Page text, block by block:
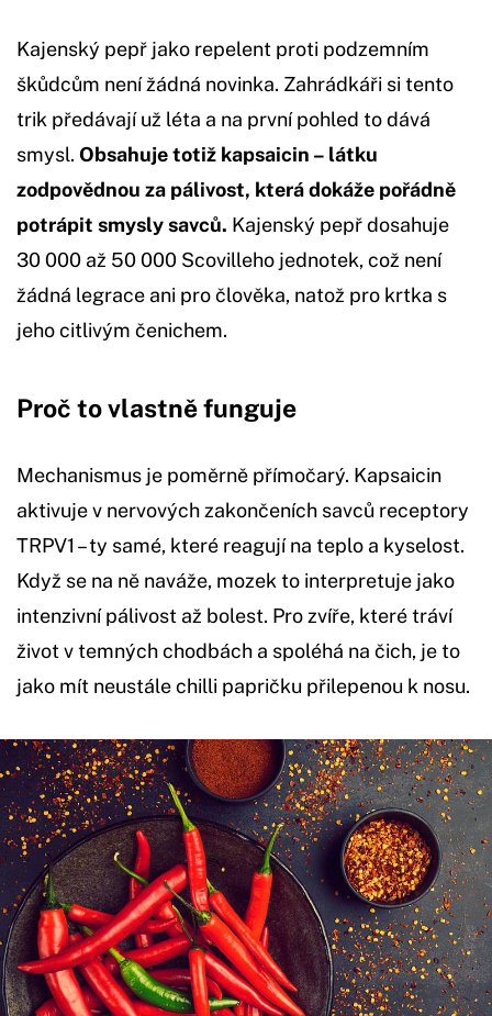
Kajenský pepř jako repelent proti podzemním
škůdcům není žádná novinka. Zahrádkáři si tento
trik předávají už léta a na první pohled to dává
smysl. Obsahuje totiž kapsaicin – látku
zodpovědnou za pálivost, která dokáže pořádně
potrápit smysly savců. Kajenský pepř dosahuje
30 000 až 50 000 Scovilleho jednotek, což není
žádná legrace ani pro člověka, natož pro krtka s
jeho citlivým čenichem.
Proč to vlastně funguje
Mechanismus je poměrně přímočarý. Kapsaicin
aktivuje v nervových zakončeních savců receptory
TRPV1 – ty samé, které reagují na teplo a kyselost.
Když se na ně naváže, mozek to interpretuje jako
intenzivní pálivost až bolest. Pro zvíře, které tráví
život v temných chodbách a spoléhá na čich, je to
jako mít neustále chilli papričku přilepenou k nosu.